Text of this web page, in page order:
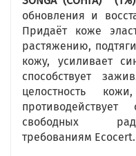
обновления и
Придаёт коже
растяжению,
кожу, усиливает
способствует
целостность
противодействует
свободных
требованиям Ecocert.